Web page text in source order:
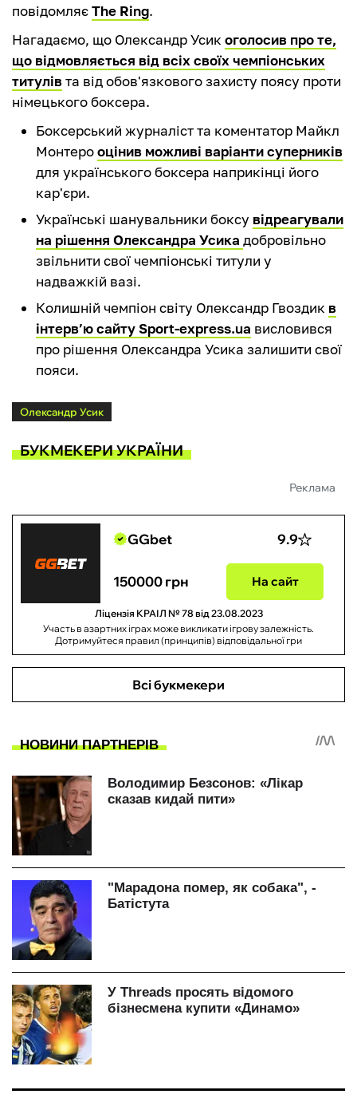
повідомляєThe Ring.
Нагадаємо, що Олександр Усик оголосив про те,
що відмовляється від всіх своїх чемпіонських
титулівта від обов'язкового захисту поясу проти
німецького боксера.
Боксерський журналіст та коментатор Майкл
Монтерооцінив можливі варіанти суперників
для українського боксера наприкінці його
кар'єри.
Українські шанувальники боксу відреагували
на рішення Олександра Усика добровільно
звільнити свої чемпіонські титули у
надважкій вазі.
Колишній чемпіон світу Олександр Гвоздик в
інтерв’ю сайту Sport-express.ua висловився
про рішення Олександра Усика залишити свої
пояси.
Олександр Усик
БУКМЕКЕРИ УКРАЇНИ
Реклама
GGbet 9.9
150000 грн На сайт
Ліцензія КРАІЛ № 78 від 23.08.2023
Участь в азартних іграх може викликати ігрову залежність.
Дотримуйтеся правил (принципів) відповідальної гри
Всі букмекери